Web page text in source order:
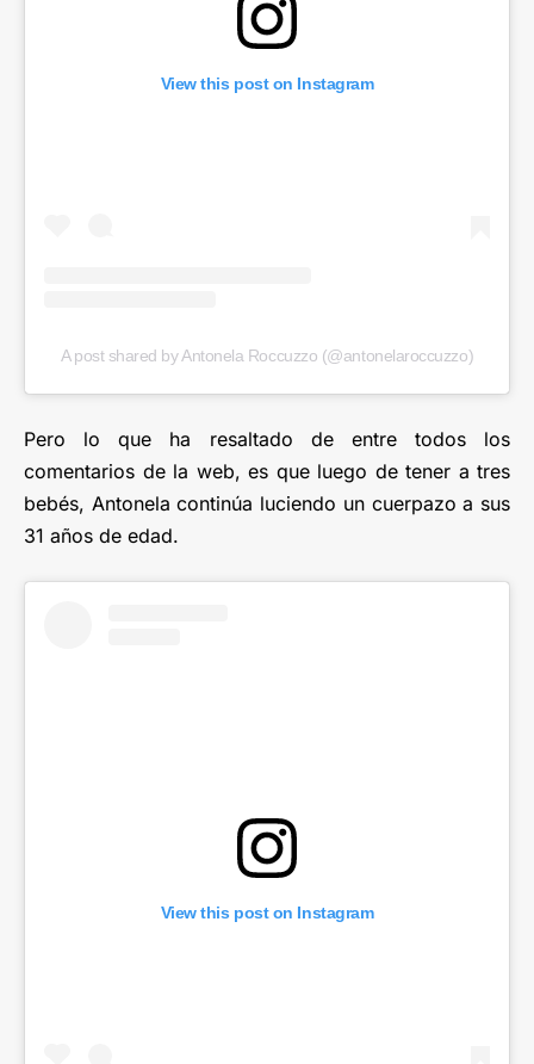
View this post on Instagram
A post shared by Antonela Roccuzzo (@antonelaroccuzzo)
Pero lo que ha resaltado de entre todos los
comentarios de la web, es que luego de tener a tres
bebés, Antonela continúa luciendo un cuerpazo a sus
31 años de edad.
View this post on Instagram